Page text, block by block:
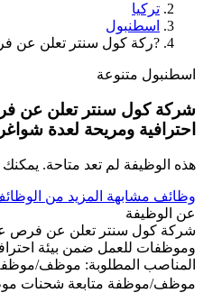
تركيا
اسطنبول
?ركة كول سنتر تعلن عن
اسطنبول متنوعة
شركة كول سنتر تعلن عن
احترافية ومريحة لعدة
هذه الوظيفة لم تعد متاحة.
وظائف مشابهة المزيد من
عن الوظيفة
شركة كول سنتر تعلن عن فرص
وموظفات للعمل ضمن بيئة
موظف/موظفة متابعة شحنات